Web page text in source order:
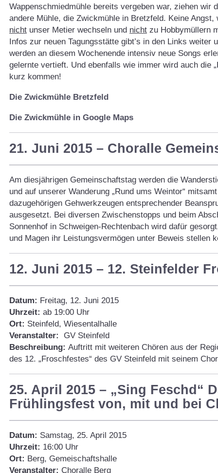
Wappenschmiedmühle bereits vergeben war, ziehen wir
andere Mühle, die Zwickmühle in Bretzfeld. Keine Angst,
nicht unser Metier wechseln und nicht zu Hobbymüllern
Infos zur neuen Tagungsstätte gibt’s in den Links weiter
werden an diesem Wochenende intensiv neue Songs
gelernte vertieft. Und ebenfalls wie immer wird auch die
kurz kommen!
Die Zwickmühle Bretzfeld
Die Zwickmühle in Google Maps
21. Juni 2015 – Choralle
Am diesjährigen Gemeinschaftstag werden die
und auf unserer Wanderung „Rund ums Weintor“
dazugehörigen Gehwerkzeugen entsprechender
ausgesetzt. Bei diversen Zwischenstopps und beim
Sonnenhof in Schweigen-Rechtenbach wird dafür
und Magen ihr Leistungsvermögen unter Beweis stellen
12. Juni 2015 – 12. Steinfelder
Datum: Freitag, 12. Juni 2015
Uhrzeit: ab 19:00 Uhr
Ort: Steinfeld, Wiesentalhalle
Veranstalter:
GV Steinfeld
Beschreibung: Auftritt mit weiteren Chören aus der
des 12. „Froschfestes“ des GV Steinfeld mit seinem
25. April 2015 – „Sing Feschd“
Frühlingsfest von, mit und bei
Datum: Samstag, 25. April 2015
Uhrzeit: 16:00 Uhr
Ort: Berg, Gemeischaftshalle
Veranstalter: Choralle Berg